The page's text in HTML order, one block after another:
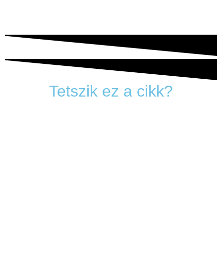
Tetszik ez a cikk?